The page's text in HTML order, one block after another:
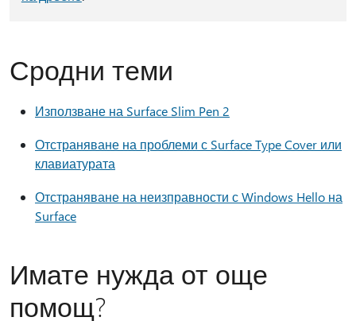
Сродни теми
Използване на Surface Slim Pen 2
Отстраняване на проблеми с Surface Type Cover или
клавиатурата
Отстраняване на неизправности с Windows Hello на
Surface
Имате нужда от още
помощ?